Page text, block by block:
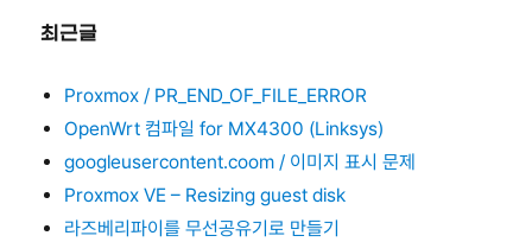
최근글
Proxmox / PR_END_OF_FILE_ERROR
OpenWrt 컴파일 for MX4300 (Linksys)
googleusercontent.coom / 이미지 표시 문제
Proxmox VE – Resizing guest disk
라즈베리파이를 무선공유기로 만들기